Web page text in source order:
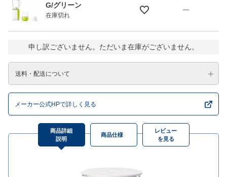
G/グリーン
在庫切れ
—
申し訳ございません。ただいま在庫がございません。
送料・配送について
メーカー公式HPで詳しく見る
商品詳細
説明
商品仕様
レビュー
を見る